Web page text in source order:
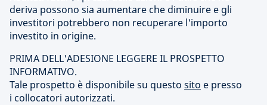
deriva possono sia aumentare che diminuire e gli
investitori potrebbero non recuperare l'importo
investito in origine.
PRIMA DELL'ADESIONE LEGGERE IL PROSPETTO
INFORMATIVO.
Tale prospetto è disponibile su questo sito e presso
i collocatori autorizzati.